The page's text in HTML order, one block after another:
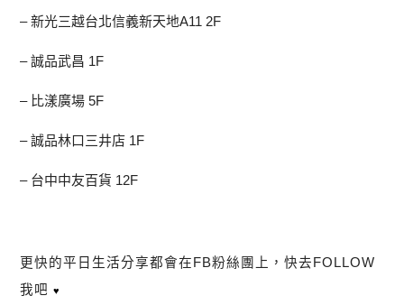
– 新光三越台北信義新天地A11 2F
– 誠品武昌 1F
– 比漾廣場 5F
– 誠品林口三井店 1F
– 台中中友百貨 12F
更快的平日生活分享都會在FB粉絲團上，快去FOLLOW
我吧♥